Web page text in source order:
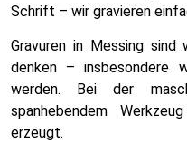
Schrift – wir gravieren
Gravuren in Messing sind
denken – insbesondere
werden. Bei der
spanhebendem
erzeugt.